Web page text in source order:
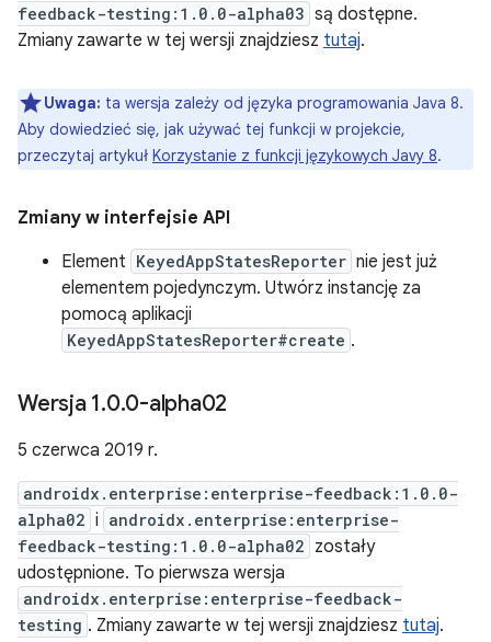
feedback-testing:1.0.0-alpha03 są dostępne.
Zmiany zawarte w tej wersji znajdziesz tutaj.
Uwaga: ta wersja zależy od języka programowania Java 8.
Aby dowiedzieć się, jak używać tej funkcji w projekcie,
przeczytaj artykuł Korzystanie z funkcji językowych Javy 8.
Zmiany w interfejsie API
Element KeyedAppStatesReporter nie jest już
elementem pojedynczym. Utwórz instancję za
pomocą aplikacji
KeyedAppStatesReporter#create .
Wersja 1.0.0-alpha02
5 czerwca 2019 r.
androidx.enterprise:enterprise-feedback:1.0.0-
alpha02 i androidx.enterprise:enterprise-
feedback-testing:1.0.0-alpha02 zostały
udostępnione. To pierwsza wersja
androidx.enterprise:enterprise-feedback-
testing . Zmiany zawarte w tej wersji znajdziesz tutaj.